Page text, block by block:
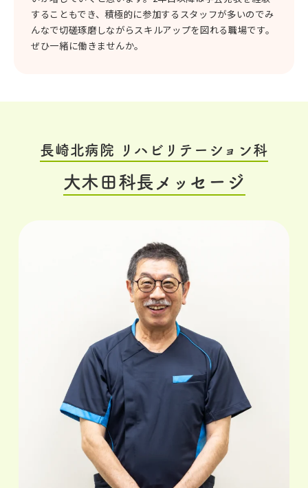
することもでき、積極的に参加するスタッフが多いのでみ
んなで切磋琢磨しながらスキルアップを図れる職場です。
ぜひ一緒に働きませんか。
長崎北病院 リハビリテーション科
大木田科長メッセージ